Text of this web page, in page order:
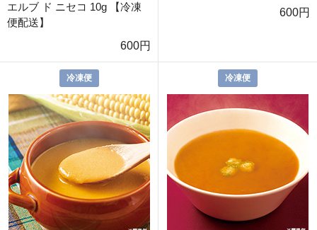
エルブ ド ニセコ 10g 【冷凍
便配送】
600円
600円
冷凍便 冷凍便